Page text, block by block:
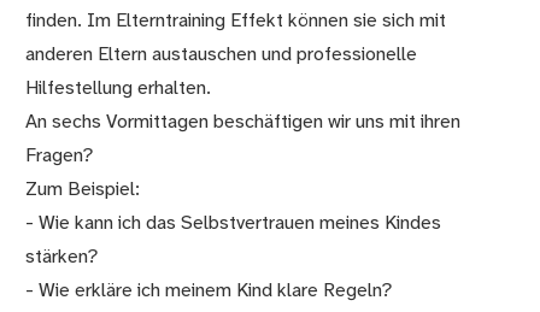
finden. Im Elterntraining Effekt können sie sich mit
anderen Eltern austauschen und professionelle
Hilfestellung erhalten.
An sechs Vormittagen beschäftigen wir uns mit ihren
Fragen?
Zum Beispiel:
- Wie kann ich das Selbstvertrauen meines Kindes
stärken?
- Wie erkläre ich meinem Kind klare Regeln?